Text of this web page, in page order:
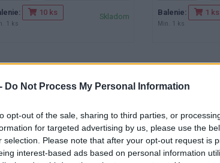
Do Not Process My Personal Information
opt-out of the sale, sharing to third parties, or
for targeted advertising by us, please use the
selection. Please note that after your opt-out request is
interest-based ads based on personal information
10 ks
1 ks
Skladom Balenie: 1 ks
Min. 1 ks
Vŕtací a rezací olej
Nádoba